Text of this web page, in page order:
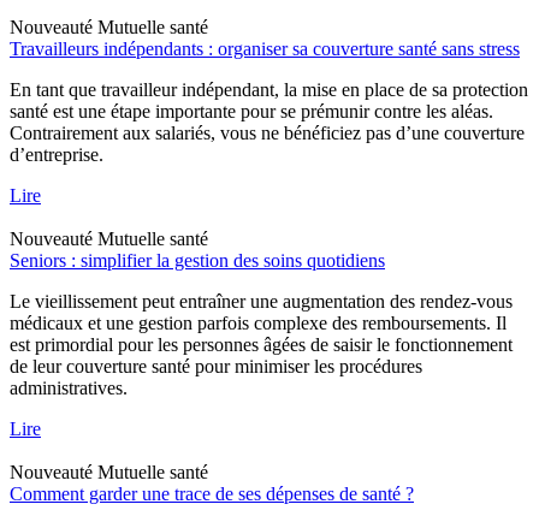
Nouveauté Mutuelle santé
Travailleurs indépendants : organiser sa couverture santé sans stress
En tant que travailleur indépendant, la mise en place de sa protection
santé est une étape importante pour se prémunir contre les aléas.
Contrairement aux salariés, vous ne bénéficiez pas d’une couverture
d’entreprise.
Lire
Nouveauté Mutuelle santé
Seniors : simplifier la gestion des soins quotidiens
Le vieillissement peut entraîner une augmentation des rendez-vous
médicaux et une gestion parfois complexe des remboursements. Il
est primordial pour les personnes âgées de saisir le fonctionnement
de leur couverture santé pour minimiser les procédures
administratives.
Lire
Nouveauté Mutuelle santé
Comment garder une trace de ses dépenses de santé ?